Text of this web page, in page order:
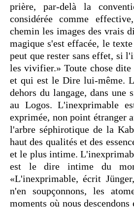
prière, par-delà la
considérée comme
chemin les images des vrais
magique s'est effacée, le
peut que rester sans effet, si
les vivifier.» Toute chose
et qui est le Dire lui-même.
dehors du langage, dans
au Logos. L'inexprimable
exprimée, non point étranger
l'arbre séphirotique de la
haut des qualités et des
et le plus intime.
est le dire intime du
«L'inexprimable, écrit
n'en soupçonnons, les
moments où nous